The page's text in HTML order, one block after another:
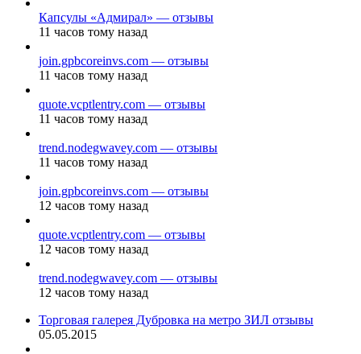
Капсулы «Адмирал» — отзывы
11 часов тому назад
join.gpbcoreinvs.com — отзывы
11 часов тому назад
quote.vcptlentry.com — отзывы
11 часов тому назад
trend.nodegwavey.com — отзывы
11 часов тому назад
join.gpbcoreinvs.com — отзывы
12 часов тому назад
quote.vcptlentry.com — отзывы
12 часов тому назад
trend.nodegwavey.com — отзывы
12 часов тому назад
Торговая галерея Дубровка на метро ЗИЛ отзывы
05.05.2015